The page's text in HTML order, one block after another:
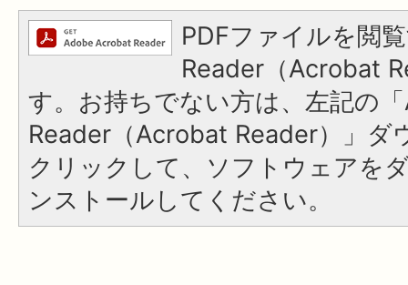
PDFファイルを閲
Reader（Acrobat
す。お持ちでない方は、左記の
Reader（Acrobat Reader）」ダ
クリックして、ソフトウェアを
ンストールしてください。